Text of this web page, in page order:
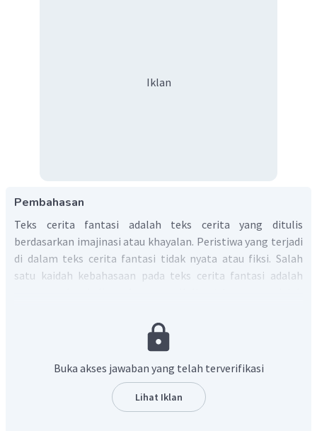
Iklan
Pembahasan
Teks cerita fantasi adalah teks cerita yang ditulis
berdasarkan imajinasi atau khayalan. Peristiwa yang terjadi
di dalam teks cerita fantasi tidak nyata atau fiksi. Salah
satu kaidah kebahasaan pada teks cerita fantasi adalah
sama persis dengan apa yang diucapkannya. Ciri-ciri kalimat
Ditandai dengan tanda petik (".....")
Huruf pertama kalimat dalam tanda petik harus
Buka akses jawaban yang telah terverifikasi
Lihat Iklan